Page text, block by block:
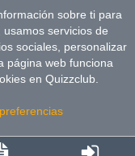
sobre ti para
servicios de
sociales, personalizar
página web funciona
en Quizzclub.